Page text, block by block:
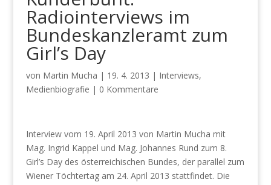
Radiointerviews im
Bundeskanzleramt zum
Girl’s Day
von Martin Mucha | 19. 4. 2013 | Interviews,
Medienbiografie | 0 Kommentare
Interview vom 19. April 2013 von Martin Mucha mit
Mag. Ingrid Kappel und Mag. Johannes Rund zum 8.
Girl’s Day des österreichischen Bundes, der parallel zum
Wiener Töchtertag am 24. April 2013 stattfindet. Die